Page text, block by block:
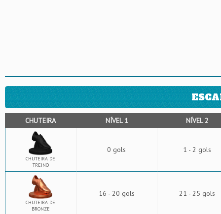
CHUTEIRA NÍVEL 1 NÍVEL 2
CHUTEIRA DE
TREINO
0 gols 1 - 2 gols
CHUTEIRA DE
BRONZE
16 - 20 gols 21 - 25 gols